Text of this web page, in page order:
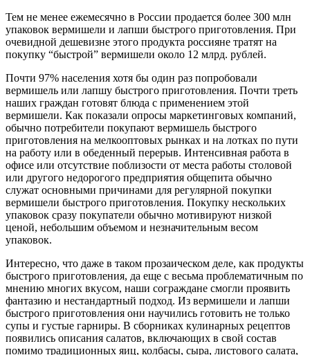
Тем не менее ежемесячно в России продается более 300 млн
упаковок вермишели и лапши быстрого приготовления. При
очевидной дешевизне этого продукта россияне тратят на
покупку “быстрой” вермишели около 12 млрд. рублей.
Почти 97% населения хотя бы один раз попробовали
вермишель или лапшу быстрого приготовления. Почти треть
наших граждан готовят блюда с применением этой
вермишели. Как показали опросы маркетинговых компаний,
обычно потребители покупают вермишель быстрого
приготовления на мелкооптовых рынках и на лотках по пути
на работу или в обеденный перерыв. Интенсивная работа в
офисе или отсутствие поблизости от места работы столовой
или другого недорогого предприятия общепита обычно
служат основными причинами для регулярной покупки
вермишели быстрого приготовления. Покупку нескольких
упаковок сразу покупатели обычно мотивируют низкой
ценой, небольшим объемом и незначительным весом
упаковок.
Интересно, что даже в таком прозаическом деле, как продукты
быстрого приготовления, да еще с весьма проблематичным по
мнению многих вкусом, наши сограждане смогли проявить
фантазию и нестандартный подход. Из вермишели и лапши
быстрого приготовления они научились готовить не только
супы и густые гарниры. В сборниках кулинарных рецептов
появились описания салатов, включающих в свой состав
помимо традиционных яиц, колбасы, сыра, листового салата,